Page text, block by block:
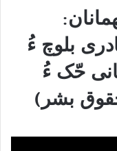
بلوچ ءُ
حّک ءُ
بشر)